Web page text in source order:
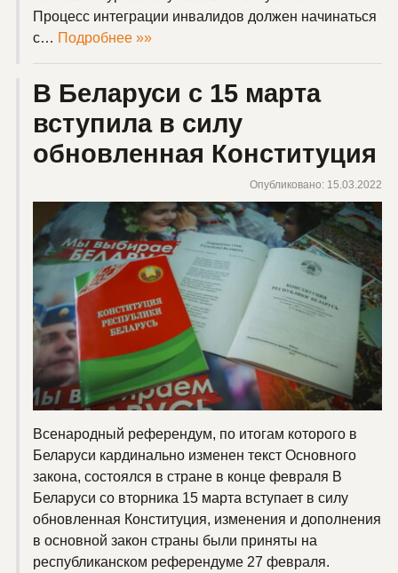
Процесс интеграции инвалидов должен начинаться
с… Подробнее »»
В Беларуси с 15 марта
вступила в силу
обновленная Конституция
Опубликовано: 15.03.2022
Всенародный референдум, по итогам которого в
Беларуси кардинально изменен текст Основного
закона, состоялся в стране в конце февраля В
Беларуси со вторника 15 марта вступает в силу
обновленная Конституция, изменения и дополнения
в основной закон страны были приняты на
республиканском референдуме 27 февраля.